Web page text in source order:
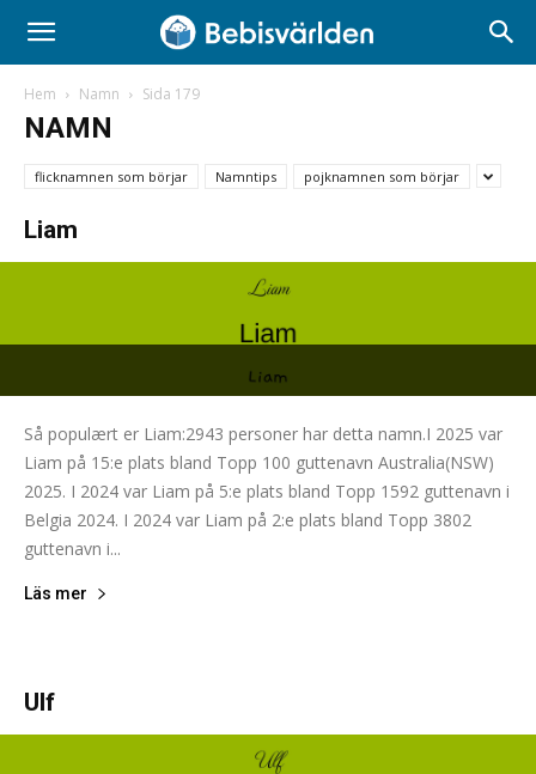
Hem Namn Sida 179
NAMN
flicknamnen som börjar Namntips pojknamnen som börjar
Liam
Så populært er Liam:2943 personer har detta namn.I 2025 var
Liam på 15:e plats bland Topp 100 guttenavn Australia(NSW)
2025. I 2024 var Liam på 5:e plats bland Topp 1592 guttenavn i
Belgia 2024. I 2024 var Liam på 2:e plats bland Topp 3802
guttenavn i...
Läs mer
Ulf